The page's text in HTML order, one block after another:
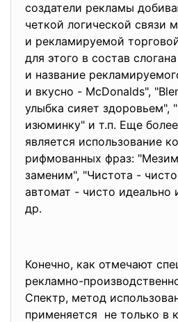
создатели рекламы
четкой логической связи
и рекламируемой
для этого в состав
и название
и вкусно - McDonalds",
улыбка сияет здоровьем",
изюминку" и т.п. Еще
является использование
рифмованных фраз:
заменим", "Чистота -
автомат - чисто идеально
др.
Конечно, как отмечают
рекламно-
Спектр, метод
применяется не только в